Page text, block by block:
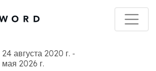
августа 2020 г. -
2026 г.